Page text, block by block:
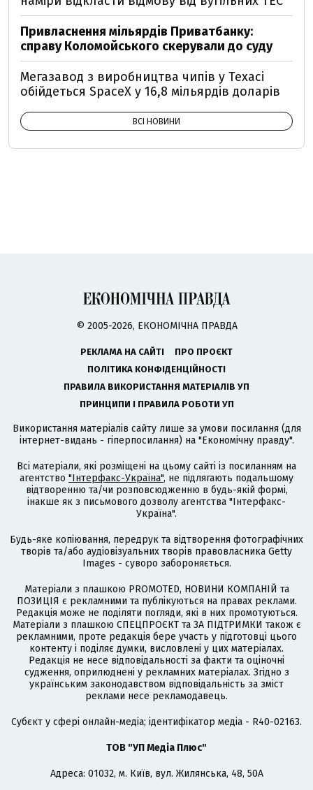
Привласнення мільярдів Приватбанку:
справу Коломойського скерували до суду
Мегазавод з виробництва чипів у Техасі
обійдеться SpaceX у 16,8 мільярдів доларів
ВСІ НОВИНИ
© 2005-2026, ЕКОНОМІЧНА ПРАВДА
РЕКЛАМА НА САЙТІ
ПРО ПРОЄКТ
ПОЛІТИКА КОНФІДЕНЦІЙНОСТІ
ПРАВИЛА ВИКОРИСТАННЯ МАТЕРІАЛІВ УП
ПРИНЦИПИ І ПРАВИЛА РОБОТИ УП
Використання матеріалів сайту лише за умови посилання (для
інтернет-видань - гіперпосилання) на "Економічну правду".
Всі матеріали, які розміщені на цьому сайті із посиланням на
агентство "Інтерфакс-Україна", не підлягають подальшому
відтворенню та/чи розповсюдженню в будь-якій формі,
інакше як з письмового дозволу агентства "Інтерфакс-
Україна".
Будь-яке копіювання, передрук та відтворення фотографічних
творів та/або аудіовізуальних творів правовласника Getty
Images - суворо забороняється.
Матеріали з плашкою PROMOTED, НОВИНИ КОМПАНІЙ та
ПОЗИЦІЯ є рекламними та публікуються на правах реклами.
Редакція може не поділяти погляди, які в них промотуються.
Матеріали з плашкою СПЕЦПРОЄКТ та ЗА ПІДТРИМКИ також є
рекламними, проте редакція бере участь у підготовці цього
контенту і поділяє думки, висловлені у цих матеріалах.
Редакція не несе відповідальності за факти та оціночні
судження, оприлюднені у рекламних матеріалах. Згідно з
українським законодавством відповідальність за зміст
реклами несе рекламодавець.
Cубєкт у сфері онлайн-медіа; ідентифікатор медіа - R40-02163.
ТОВ "УП Медіа Плюс"
Адреса: 01032, м. Київ, вул. Жилянська, 48, 50А